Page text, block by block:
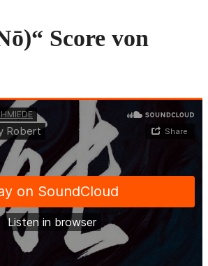
Score von